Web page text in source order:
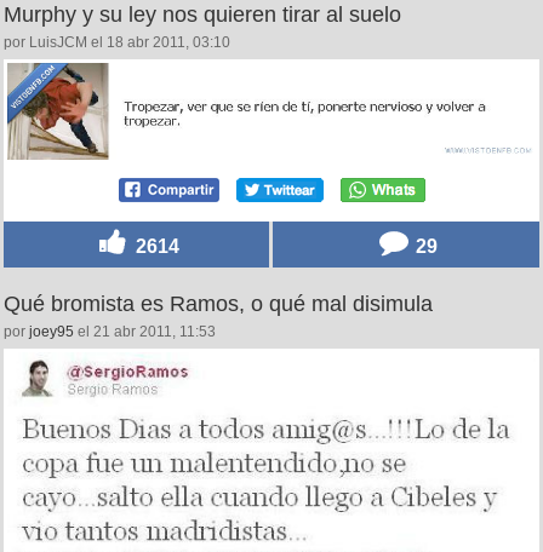
Murphy y su ley nos quieren tirar al suelo
por LuisJCM el 18 abr 2011, 03:10
2614 29
Qué bromista es Ramos, o qué mal disimula
por joey95 el 21 abr 2011, 11:53